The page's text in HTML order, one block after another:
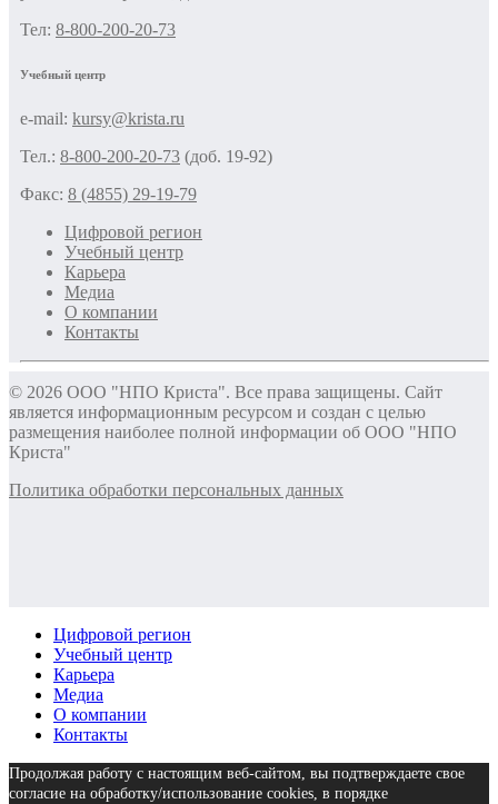
Тел: 8-800-200-20-73
Учебный центр
e-mail: kursy@krista.ru
Тел.: 8-800-200-20-73 (доб. 19-92)
Факс: 8 (4855) 29-19-79
Цифровой регион
Учебный центр
Карьера
Медиа
О компании
Контакты
© 2026 ООО "НПО Криста". Все права защищены. Сайт
является информационным ресурсом и создан с целью
размещения наиболее полной информации об ООО "НПО
Криста"
Политика обработки персональных данных
Цифровой регион
Учебный центр
Карьера
Медиа
О компании
Контакты
Продолжая работу с настоящим веб-сайтом, вы подтверждаете свое
согласие на обработку/использование cookies, в порядке